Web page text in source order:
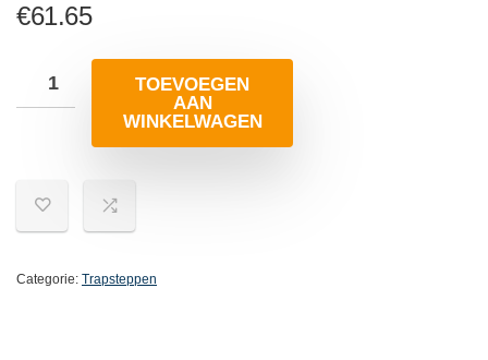
€61.65
TOEVOEGEN
AAN
WINKELWAGEN
Categorie: Trapsteppen